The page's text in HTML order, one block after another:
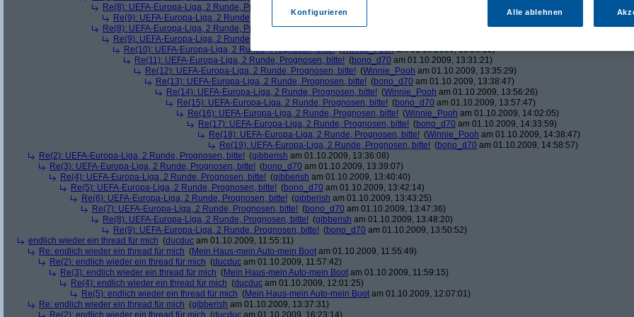
Re(8): UEFA-Europa-Liga, 2 Runde, Prognosen, bitte! ( ducduc
Re(9): UEFA-Europa-Liga, 2 Runde, Prognosen, bitte! (bono_d70
Re(8): UEFA-Europa-Liga, 2 Runde, Prognosen, bitte!(Winnie_Pooh
Re(9): UEFA-Europa-Liga, 2 Runde, Prognosen, bitte!
Re(10): UEFA-Europa-Liga, 2 Runde, Prognosen, bitte!(Winnie_Pooham 01.10.2009, 13:29:12)
Re(11): UEFA-Europa-Liga, 2 Runde, Prognosen, bitte! (bono_d70 am 01.10.2009, 13:31:21)
Re(12): UEFA-Europa-Liga, 2 Runde, Prognosen, bitte! (Winnie_Pooh am 01.10.2009, 13:35:29)
Re(13): UEFA-Europa-Liga, 2 Runde, Prognosen, bitte! (bono_d70 am 01.10.2009, 13:38:47)
Re(14): UEFA-Europa-Liga, 2 Runde, Prognosen, bitte! (Winnie_Pooh am 01.10.2009, 13:56:26)
Re(15): UEFA-Europa-Liga, 2 Runde, Prognosen, bitte! (bono_d70 am 01.10.2009, 13:57:47)
Re(16): UEFA-Europa-Liga, 2 Runde, Prognosen, bitte! (Winnie_Pooh am 01.10.2009, 14:02:05)
Re(17): UEFA-Europa-Liga, 2 Runde, Prognosen, bitte! (bono_d70 am 01.10.2009, 14:33:59)
Re(18): UEFA-Europa-Liga, 2 Runde, Prognosen, bitte! (Winnie_Pooh am 01.10.2009, 14:38:47)
Re(19): UEFA-Europa-Liga, 2 Runde, Prognosen, bitte! (bono_d70 am 01.10.2009, 14:58:57)
Re(2): UEFA-Europa-Liga, 2 Runde, Prognosen, bitte! (gibberish am 01.10.2009, 13:36:08)
Re(3): UEFA-Europa-Liga, 2 Runde, Prognosen, bitte! (bono_d70 am 01.10.2009, 13:39:07)
Re(4): UEFA-Europa-Liga, 2 Runde, Prognosen, bitte! (gibberish am 01.10.2009, 13:40:40)
Re(5): UEFA-Europa-Liga, 2 Runde, Prognosen, bitte! (bono_d70 am 01.10.2009, 13:42:14)
Re(6): UEFA-Europa-Liga, 2 Runde, Prognosen, bitte! (gibberish am 01.10.2009, 13:43:25)
Re(7): UEFA-Europa-Liga, 2 Runde, Prognosen, bitte! (bono_d70 am 01.10.2009, 13:47:36)
Re(8): UEFA-Europa-Liga, 2 Runde, Prognosen, bitte! (gibberish am 01.10.2009, 13:48:20)
Re(9): UEFA-Europa-Liga, 2 Runde, Prognosen, bitte! (bono_d70 am 01.10.2009, 13:50:52)
endlich wieder ein thread für mich (ducduc am 01.10.2009, 11:55:11)
Re: endlich wieder ein thread für mich (Mein Haus-mein Auto-mein Boot am 01.10.2009, 11:55:49)
Re(2): endlich wieder ein thread für mich (ducduc am 01.10.2009, 11:57:42)
Re(3): endlich wieder ein thread für mich (Mein Haus-mein Auto-mein Boot am 01.10.2009, 11:59:15)
Re(4): endlich wieder ein thread für mich (ducduc am 01.10.2009, 12:01:25)
Re(5): endlich wieder ein thread für mich (Mein Haus-mein Auto-mein Boot am 01.10.2009, 12:07:01)
Re: endlich wieder ein thread für mich (gibberish am 01.10.2009, 13:37:31)
Re(2): endlich wieder ein thread für mich (ducduc am 01.10.2009, 16:23:14)
Konfigurieren Alle ablehnen